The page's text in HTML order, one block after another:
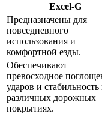
Excel-G
Предназначены для
повседневного
использования и
комфортной езды.
Обеспечивают
превосходное
ударов и стабильность
различных дорожных
покрытиях.